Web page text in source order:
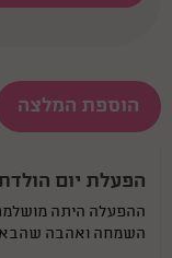
הוספת המלצה
הפעלת יום
ההפעלה היתה
השמחה ואהבה